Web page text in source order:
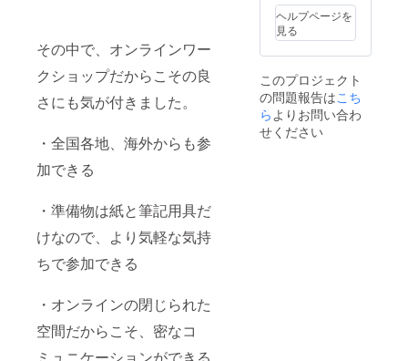
その中で、オンラインワー
クショップだからこその良
さにも気が付きました。
・全国各地、海外からも参
加できる
・準備物は紙と筆記用具だ
けなので、より気軽な気持
ちで参加できる
・オンラインの閉じられた
空間だからこそ、密なコ
ミュニケーションができる
さい。
アート
セラ
ピー
セッ
ション
／2021
年12月
～1月頃
ひZoom
などの
オンラ
イン会
ご活用
くださ
い。
ヘルプページを
見る
このプロジェクト
の問題報告はこち
らよりお問い合わ
せください